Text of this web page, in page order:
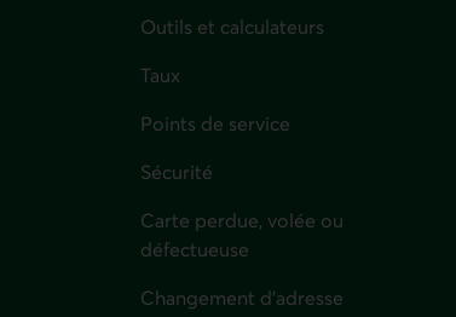
Outils et calculateurs
Taux
Points de service
Sécurité
Carte perdue, volée ou
défectueuse
Changement d'adresse